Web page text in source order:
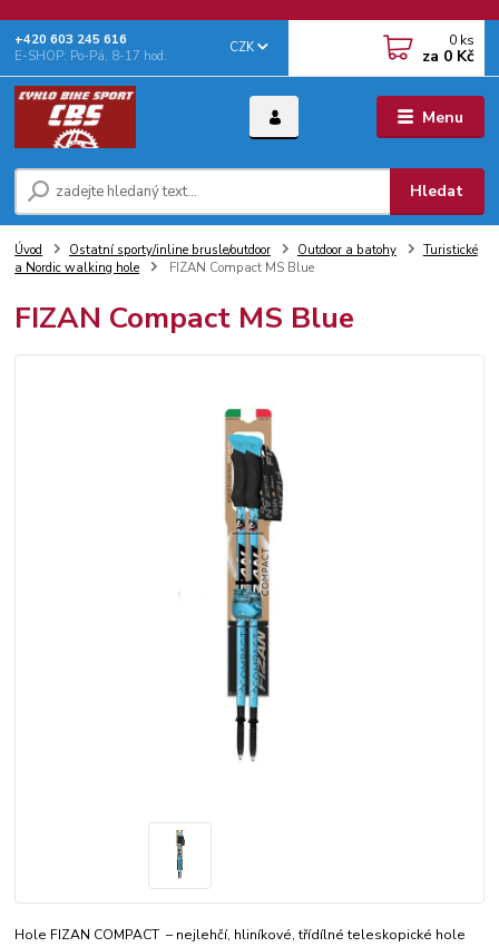
Menu
CZK
Hledat
+‭420 603 245 616‬
E-SHOP: Po-Pá, 8-17 hod.
0 ks
za 0 Kč
Úvod Ostatní sporty/inline brusle/outdoor Outdoor a batohy
Turistické
a Nordic walking hole
FIZAN Compact MS Blue
FIZAN Compact MS Blue
Hole FIZAN COMPACT – nejlehčí, hliníkové, třídílné teleskopické hole